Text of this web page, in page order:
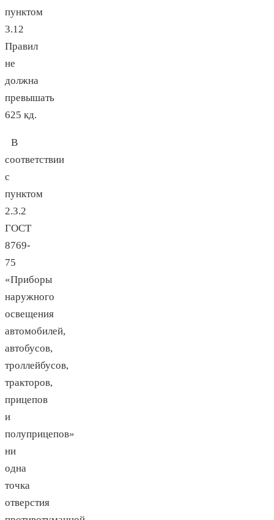
пунктом
3.12
Правил
не
должна
превышать
625 кд.
В
соответствии
с
пунктом
2.3.2
ГОСТ
8769-
75
«Приборы
наружного
освещения
автомобилей,
автобусов,
троллейбусов,
тракторов,
прицепов
и
полуприцепов»
ни
одна
точка
отверстия